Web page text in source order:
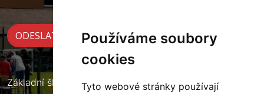
Používáme soubory
cookies
Tyto webové stránky používají
Základní škola Cerekvice nad Loučnou